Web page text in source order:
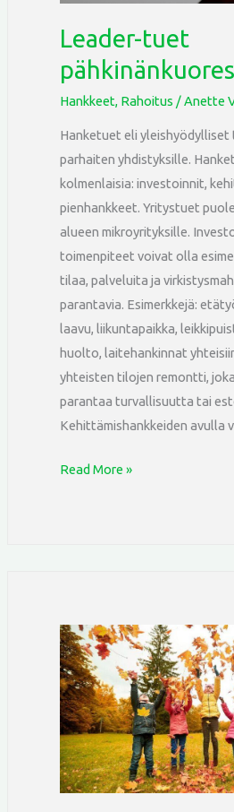
Leader-tuet
Hankkeet, Rahoitus /Anette
Hanketuet eli
parhaiten yhdistyksille.
kolmenlaisia: investoinnit,
pienhankkeet. Yritystuet
alueen mikroyrityksille.
toimenpiteet voivat olla
tilaa, palveluita ja
parantavia. Esimerkkejä:
laavu, liikuntapaikka,
huolto, laitehankinnat
yhteisten tilojen remontti,
parantaa turvallisuutta tai
Kehittämishankkeiden avulla
Read More »
Marraskuun
uutiskirje